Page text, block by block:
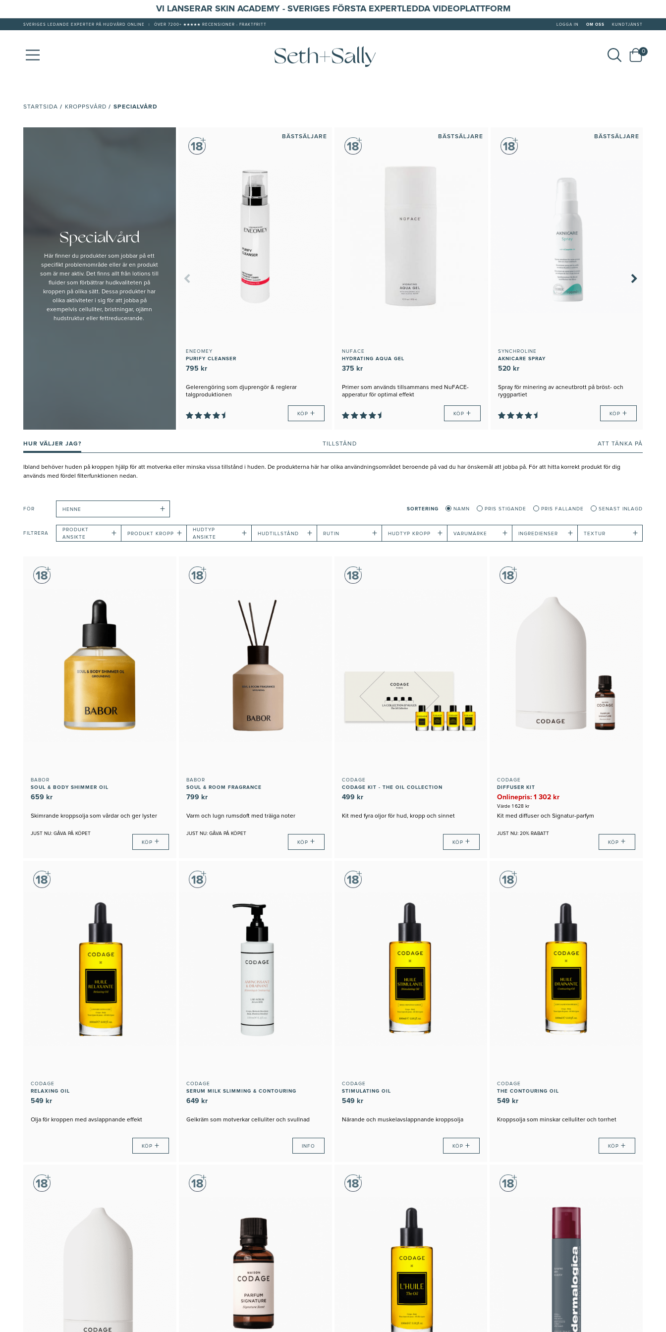
VI LANSERAR SKIN ACADEMY - SVERIGES FÖRSTA EXPERTLEDDA VIDEOPLATTFORM
SVERIGES LEDANDE EXPERTER PÅ HUDVÅRD ONLINE ÖVER 7200+ ★★★★★ RECENSIONER - FRAKTFRITT LOGGA IN OM OSS KUNDTJÄNST
0
STARTSIDA / KROPPSVÅRD / SPECIALVÅRD
Specialvård
Här finner du produkter som jobbar på ett
specifikt problemområde eller är en produkt
som är mer aktiv. Det finns allt från lotions till
fluider som förbättrar hudkvaliteten på
kroppen på olika sätt. Dessa produkter har
olika aktiviteter i sig för att jobba på
exempelvis celluliter, bristningar, ojämn
hudstruktur eller fettreducerande.
BÄSTSÄLJARE
ENEOMEY
PURIFY CLEANSER
795 kr
Gelerengöring som djuprengör & reglerar
talgproduktionen
KÖP +
BÄSTSÄLJARE
NUFACE
HYDRATING AQUA GEL
375 kr
Primer som används tillsammans med NuFACE-
apperatur för optimal effekt
KÖP +
BÄSTSÄLJARE
SYNCHROLINE
AKNICARE SPRAY
520 kr
Spray för minering av acneutbrott på bröst- och
ryggpartiet
KÖP +
HUR VÄLJER JAG? TILLSTÅND ATT TÄNKA PÅ
Ibland behöver huden på kroppen hjälp för att motverka eller minska vissa tillstånd i huden. De produkterna här har olika användningsområdet beroende på vad du har önskemål att jobba på. För att hitta korrekt produkt för dig
används med fördel filterfunktionen nedan.
FÖR HENNE + SORTERING NAMN PRIS STIGANDE PRIS FALLANDE SENAST INLAGD
FILTRERA
PRODUKT
ANSIKTE
+ PRODUKT KROPP +
HUDTYP
ANSIKTE
+ HUDTILLSTÅND + RUTIN + HUDTYP KROPP + VARUMÄRKE + INGREDIENSER + TEXTUR +
BABOR
SOUL & BODY SHIMMER OIL
659 kr
Skimrande kroppsolja som vårdar och ger lyster
JUST NU: GÅVA PÅ KÖPET
KÖP +
BABOR
SOUL & ROOM FRAGRANCE
799 kr
Varm och lugn rumsdoft med träiga noter
JUST NU: GÅVA PÅ KÖPET
KÖP +
CODAGE
CODAGE KIT - THE OIL COLLECTION
499 kr
Kit med fyra oljor för hud, kropp och sinnet
KÖP+
CODAGE
DIFFUSER KIT
Onlinepris: 1 302 kr
Värde 1 628 kr
Kit med diffuser och Signatur-parfym
JUST NU: 20% RABATT
KÖP +
CODAGE
RELAXING OIL
549 kr
Olja för kroppen med avslappnande effekt
KÖP +
CODAGE
SERUM MILK SLIMMING & CONTOURING
649 kr
Gelkräm som motverkar celluliter och svullnad
INFO
CODAGE
STIMULATING OIL
549 kr
Närande och muskelavslappnande kroppsolja
KÖP+
CODAGE
THE CONTOURING OIL
549 kr
Kroppsolja som minskar celluliter och torrhet
KÖP +